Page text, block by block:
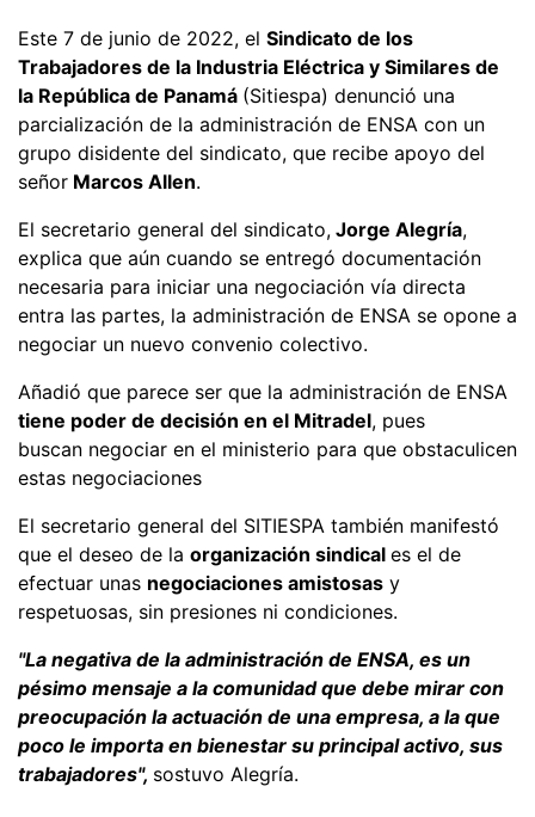
Este 7 de junio de 2022, el Sindicato de los
Trabajadores de la Industria Eléctrica y Similares de
la República de Panamá (Sitiespa) denunció una
parcialización de la administración de ENSA con un
grupo disidente del sindicato, que recibe apoyo del
señor Marcos Allen.
El secretario general del sindicato, Jorge Alegría,
explica que aún cuando se entregó documentación
necesaria para iniciar una negociación vía directa
entra las partes, la administración de ENSA se opone a
negociar un nuevo convenio colectivo.
Añadió que parece ser que la administración de ENSA
tiene poder de decisión en el Mitradel, pues
buscan negociar en el ministerio para que obstaculicen
estas negociaciones
El secretario general del SITIESPA también manifestó
que el deseo de la organización sindical es el de
efectuar unas negociaciones amistosas y
respetuosas, sin presiones ni condiciones.
"La negativa de la administración de ENSA, es un
pésimo mensaje a la comunidad que debe mirar con
preocupación la actuación de una empresa, a la que
poco le importa en bienestar su principal activo, sus
trabajadores", sostuvo Alegría.